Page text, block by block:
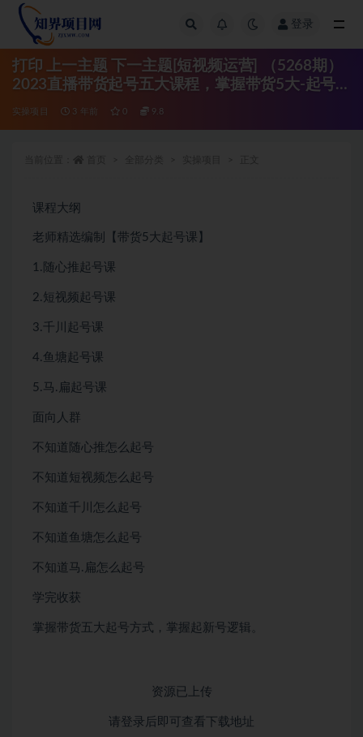
登录
打印 上一主题 下一主题[短视频运营] （5268期）
2023直播带货起号五大课程，掌握带货5大-起号方
法，掌握起新号逻辑
实操项目 3 年前 0 9.8
课程大纲
老师精选编制【带货5大起号课】
1.随心推起号课
2.短视频起号课
3.千川起号课
4.鱼塘起号课
5.马.扁起号课
面向人群
不知道随心推怎么起号
不知道短视频怎么起号
不知道千川怎么起号
不知道鱼塘怎么起号
不知道马.扁怎么起号
学完收获
掌握带货五大起号方式，掌握起新号逻辑。
资源已上传
请登录后即可查看下载地址